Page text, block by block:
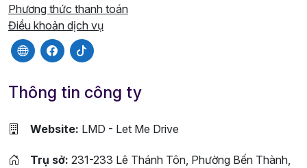
Phương thức thanh toán
Điều khoản dịch vụ
Thông tin công ty
Website: LMD - Let Me Drive
Trụ sở: 231-233 Lê Thánh Tôn, Phường Bến Thành,